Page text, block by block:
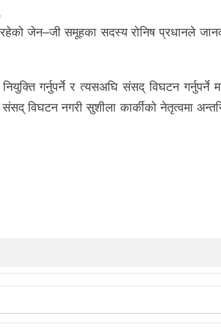
जेन–जी समूहका सदस्य रोनिष प्रधानले
गर्नुपर्ने र त्यसअघि संसद् विघटन गर्नुपर्ने
विघटन नगरी सुशीला कार्कीको नेतृत्वमा